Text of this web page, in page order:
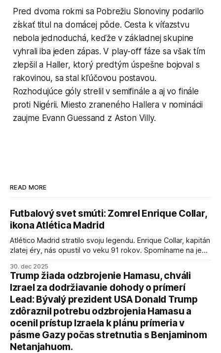
Pred dvoma rokmi sa Pobrežiu Slonoviny podarilo
získať titul na domácej pôde. Cesta k víťazstvu
nebola jednoduchá, keďže v základnej skupine
vyhrali iba jeden zápas. V play-off fáze sa však tím
zlepšil a Haller, ktorý predtým úspešne bojoval s
rakovinou, sa stal kľúčovou postavou.
Rozhodujúce góly strelil v semifinále a aj vo finále
proti Nigérii. Miesto zraneného Hallera v nominácii
zaujme Evann Guessand z Aston Villy.
READ MORE
Futbalový svet smúti: Zomrel Enrique Collar,
ikona Atlética Madrid
Atlético Madrid stratilo svoju legendu. Enrique Collar, kapitán
zlatej éry, nás opustil vo veku 91 rokov. Spomíname na jeho
30. dec 2025
Trump žiada odzbrojenie Hamasu, chváli
Izrael za dodržiavanie dohody o prímerí
Lead: Bývalý prezident USA Donald Trump
zdôraznil potrebu odzbrojenia Hamasu a
ocenil prístup Izraela k plánu prímeria v
pásme Gazy počas stretnutia s Benjaminom
Netanjahuom.